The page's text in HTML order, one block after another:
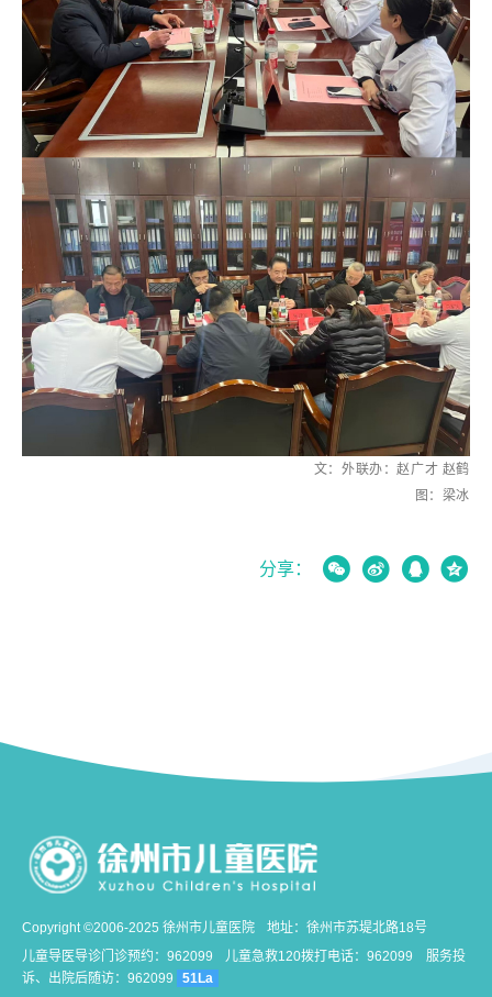
文：外联办：赵广才 赵鹤
图：梁冰
分享：    
Copyright ©2006-2025 徐州市儿童医院
地址：徐州市苏堤北路18号
儿童导医导诊门诊预约：962099
儿童急救120拨打电话：962099
服务投
诉、出院后随访：962099
51La